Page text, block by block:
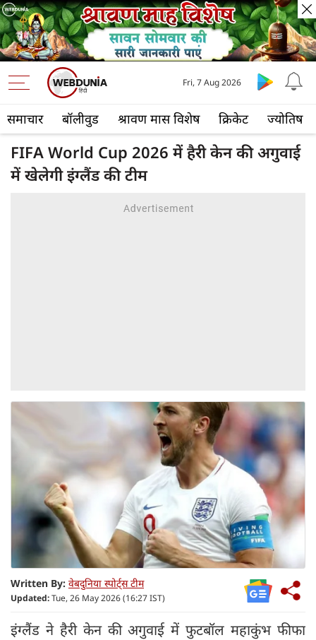
समाचार बॉलीवुड श्रावण मास विशेष क्रिकेट ज्योतिष
Fri, 7 Aug 2026
FIFA World Cup 2026 में हैरी केन की अगुवाई
में खेलेगी इंग्लैंड की टीम
Written By: वेबदुनिया स्पोर्ट्स टीम
Updated:Tue, 26 May 2026 (16:27 IST)
इंग्लैंड ने हैरी केन की अगुवाई में फुटबॉल महाकुंभ फीफा